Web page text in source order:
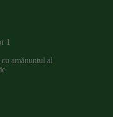
1
amănuntul al